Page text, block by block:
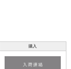
購入